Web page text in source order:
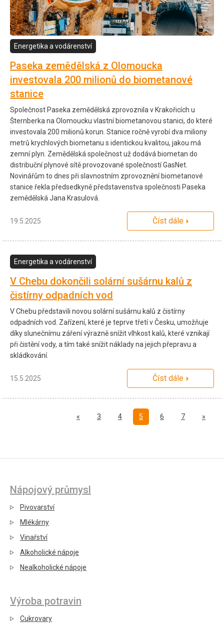
Energetika a vodárenství
Paseka zemědělská z Olomoucka
investovala 200 milionů do biometanové
stanice
Společnost Paseka zemědělská zprovoznila v Krakořicích u
Šternberka na Olomoucku vlastní biometanovou stanici, do které
investovala 200 milionů korun. Stanice ročně vyrobí dva miliony
metrů krychlových biometanu s identickou kvalitou, jakou má
zemní plyn. Zemědělská společnost už dodává biometan do
distribuční plynové sítě provozované společností GasNet.
Novinářům to dnes při slavnostním zprovoznění biometanové
stanice řekla předsedkyně představenstva společnosti Paseka
zemědělská Jana Krasulová.
19.5.2025 Číst dále
Energetika a vodárenství
V Chebu dokončili solární sušárnu kalů z
čistírny odpadních vod
V Chebu představili novou solární sušárnu kalů z čistírny
odpadních vod. Zařízení, které je teprve třetí v Česku, umožňuje
díky slunečnímu záření výrazně snížit vlhkost kalů, které vznikají
při čistění vody, a tím také snížit náklady na jejich přepravu a
skládkování.
15.5.2025 Číst dále
« Předchozí
3 4 5 6 7 »
Nápojový průmysl
Pivovarství
Mlékárny
Vinařství
Alkoholické nápoje
Nealkoholické nápoje
Výroba potravin
Cukrovary